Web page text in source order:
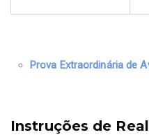
Prova Extraordinária de
Instruções de